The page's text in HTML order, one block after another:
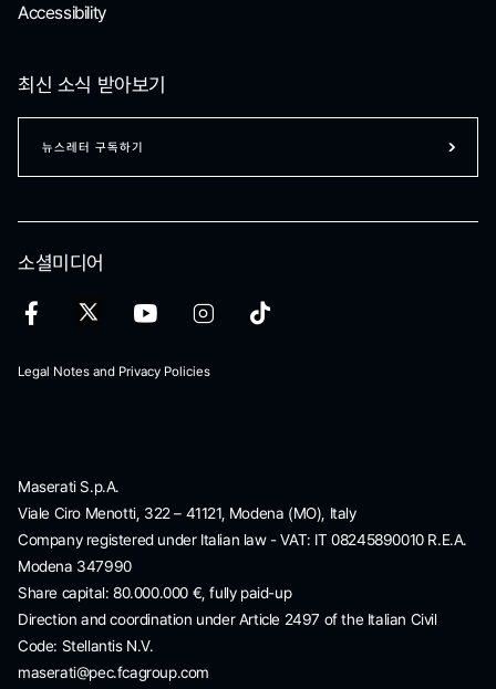
Accessibility
소셜미디어
Legal Notes and Privacy Policies
최신 소식 받아보기
뉴스레터 구독하기
Maserati S.p.A.
Viale Ciro Menotti, 322 – 41121, Modena (MO), Italy
Company registered under Italian law - VAT: IT 08245890010 R.E.A.
Modena 347990
Share capital: 80.000.000 €, fully paid-up
Direction and coordination under Article 2497 of the Italian Civil
Code: Stellantis N.V.
maserati@pec.fcagroup.com